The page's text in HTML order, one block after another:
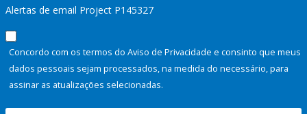
Alertas de email Project P145327
Concordo com os termos do Aviso de Privacidade e consinto que meus
dados pessoais sejam processados, na medida do necessário, para
assinar as atualizações selecionadas.